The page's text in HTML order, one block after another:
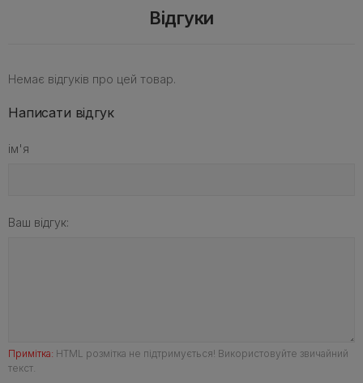
Відгуки
Немає відгуків про цей товар.
Написати відгук
ім'я
Ваш відгук:
Примітка: HTML розмітка не підтримується! Використовуйте звичайний
текст.